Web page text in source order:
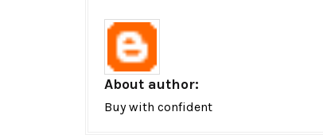
About author:
Buy with confident